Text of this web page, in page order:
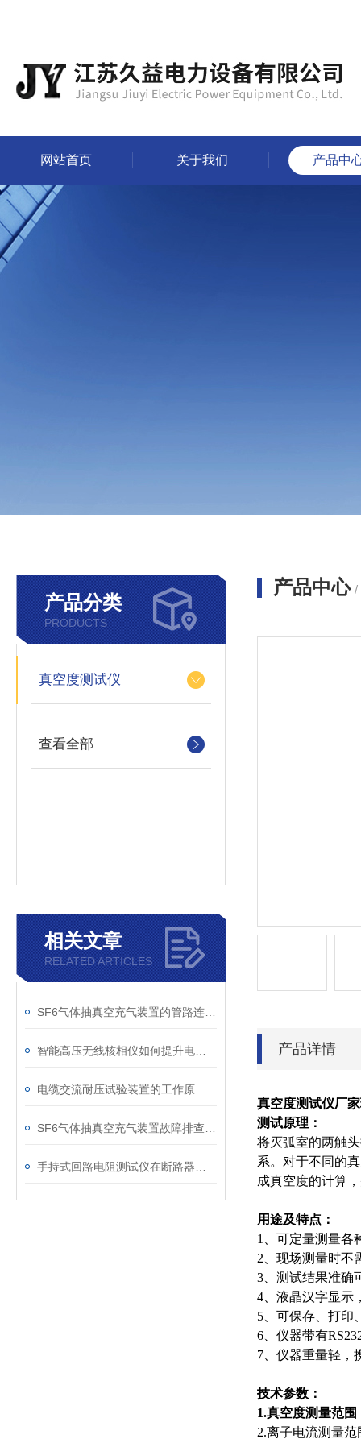
网站首页 关于我们 产品中
产品分类
PRODUCTS
真空度测试仪
查看全部
相关文章
RELATED ARTICLES
产品中心 /
产品详情
真空度测试仪厂
测试原理：
将灭弧室的两触
系。对于不同的
成真空度的计算
用途及特点：
1、可定量测量各
2、现场测量时不
3、测试结果准确
4、液晶汉字显示
5、可保存、打印
6、仪器带有
7、仪器重量轻，
技术参数：
1.真空度测量范
2.离子电流测量